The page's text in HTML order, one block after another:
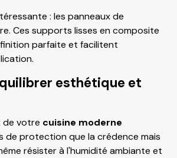
: les panneaux de
Ces supports lisses en composite
parfaite et facilitent
esthétique et
de votre cuisine moderne
de protection que la crédence mais
résister à l'humidité ambiante et